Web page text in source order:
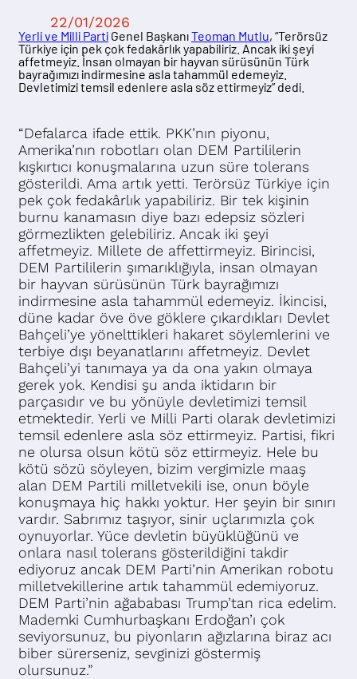
22/01/2026
Yerli ve Milli Parti Genel BaşkanıTeoman Mutlu, “Terörsüz
Türkiye için pek çok fedakârlık yapabiliriz. Ancak iki şeyi
affetmeyiz. İnsan olmayan bir hayvan sürüsünün Türk
bayrağımızı indirmesine asla tahammül edemeyiz.
Devletimizi temsil edenlere asla söz ettirmeyiz” dedi.
“Defalarca ifade ettik. PKK’nın piyonu,
Amerika’nın robotları olan DEM Partililerin
kışkırtıcı konuşmalarına uzun süre tolerans
gösterildi. Ama artık yetti. Terörsüz Türkiye için
pek çok fedakârlık yapabiliriz. Bir tek kişinin
burnu kanamasın diye bazı edepsiz sözleri
görmezlikten gelebiliriz. Ancak iki şeyi
affetmeyiz. Millete de affettirmeyiz. Birincisi,
DEM Partililerin şımarıklığıyla, insan olmayan
bir hayvan sürüsünün Türk bayrağımızı
indirmesine asla tahammül edemeyiz. İkincisi,
düne kadar öve öve göklere çıkardıkları Devlet
Bahçeli’ye yönelttikleri hakaret söylemlerini ve
terbiye dışı beyanatlarını affetmeyiz. Devlet
Bahçeli’yi tanımaya ya da ona yakın olmaya
gerek yok. Kendisi şu anda iktidarın bir
parçasıdır ve bu yönüyle devletimizi temsil
etmektedir. Yerli ve Milli Parti olarak devletimizi
temsil edenlere asla söz ettirmeyiz. Partisi, fikri
ne olursa olsun kötü söz ettirmeyiz. Hele bu
kötü sözü söyleyen, bizim vergimizle maaş
alan DEM Partili milletvekili ise, onun böyle
konuşmaya hiç hakkı yoktur. Her şeyin bir sınırı
vardır. Sabrımız taşıyor, sinir uçlarımızla çok
oynuyorlar. Yüce devletin büyüklüğünü ve
onlara nasıl tolerans gösterildiğini takdir
ediyoruz ancak DEM Parti’nin Amerikan robotu
milletvekillerine artık tahammül edemiyoruz.
DEM Parti’nin ağababası Trump’tan rica edelim.
Mademki Cumhurbaşkanı Erdoğan’ı çok
seviyorsunuz, bu piyonların ağızlarına biraz acı
biber sürerseniz, sevginizi göstermiş
olursunuz.”